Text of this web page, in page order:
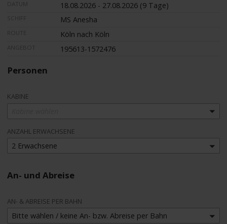
18.08.2026 - 27.08.2026 (9 Tage)
MS Anesha
Köln nach Köln
195613-1572476
Personen
KABINE
ANZAHL ERWACHSENE
2 Erwachsene
An- und Abreise
AN- & ABREISE PER BAHN
Bitte wählen / keine An- bzw. Abreise per Bahn